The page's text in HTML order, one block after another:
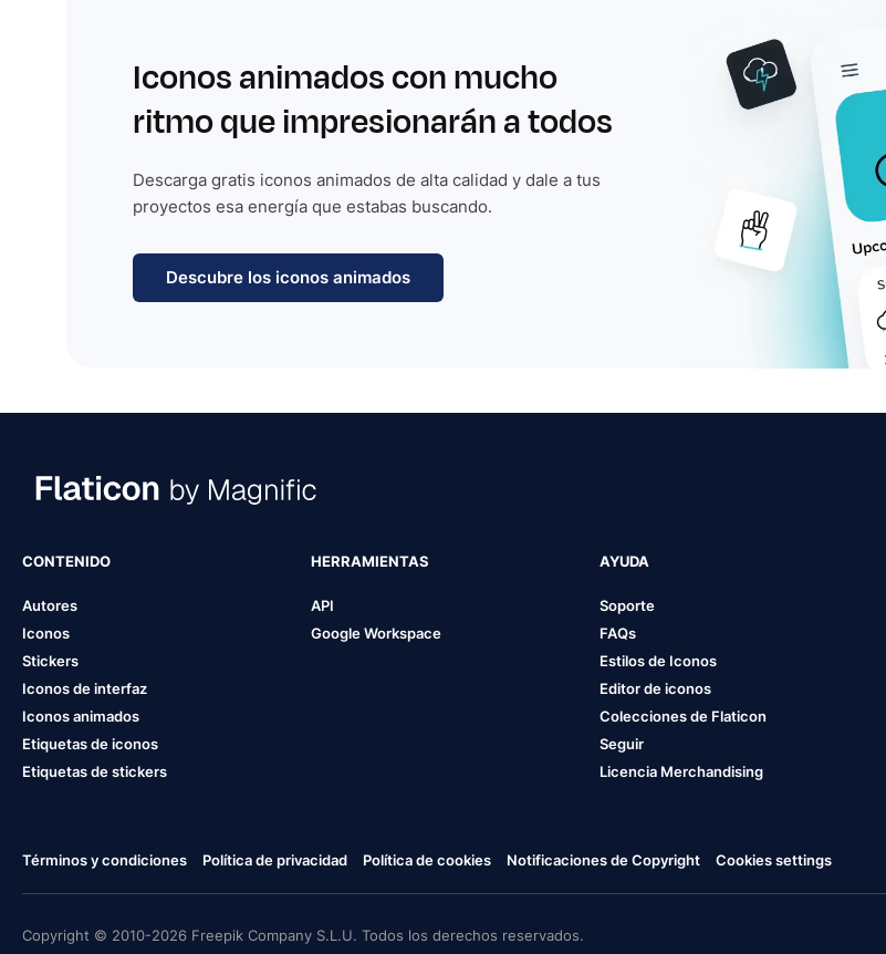
Iconos animados con mucho
ritmo que impresionarán a todos
Descarga gratis iconos animados de alta calidad y dale a tus
proyectos esa energía que estabas buscando.
Descubre los iconos animados
CONTENIDO
Autores
Iconos
Stickers
Iconos de interfaz
Iconos animados
Etiquetas de iconos
Etiquetas de stickers
HERRAMIENTAS
API
Google Workspace
AYUDA
Soporte
FAQs
Estilos de Iconos
Editor de iconos
Colecciones de Flaticon
Seguir
Licencia Merchandising
Términos y condiciones Política de privacidad Política de cookies Notificaciones de Copyright Cookies settings
Copyright © 2010-2026 Freepik Company S.L.U. Todos los derechos reservados.